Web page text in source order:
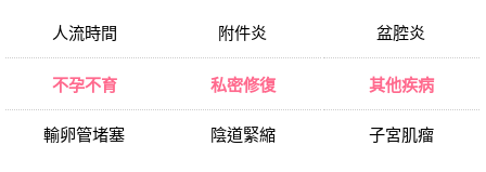
人流時間 附件炎 盆腔炎
不孕不育
輸卵管堵塞
私密修復
陰道緊縮
其他疾病
子宮肌瘤